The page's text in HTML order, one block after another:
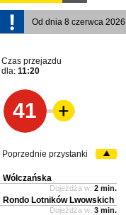
Od dnia 8 czerwca
Czas przejazdu
dla: 11:20
41
Poprzednie przystanki
Wólczańska
Dojeżdża w: 2 min.
Rondo Lotników Lwowskich
Dojeżdża w: 3 min.